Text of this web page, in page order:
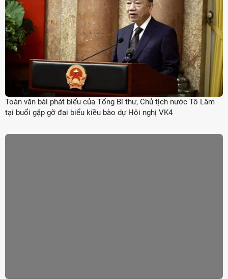
Toàn văn bài phát biểu của Tổng Bí thư, Chủ tịch nước Tô Lâm
tại buổi gặp gỡ đại biểu kiều bào dự Hội nghị VK4